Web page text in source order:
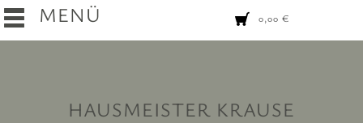
MENÜ 0,00 €
HAUSMEISTER KRAUSE